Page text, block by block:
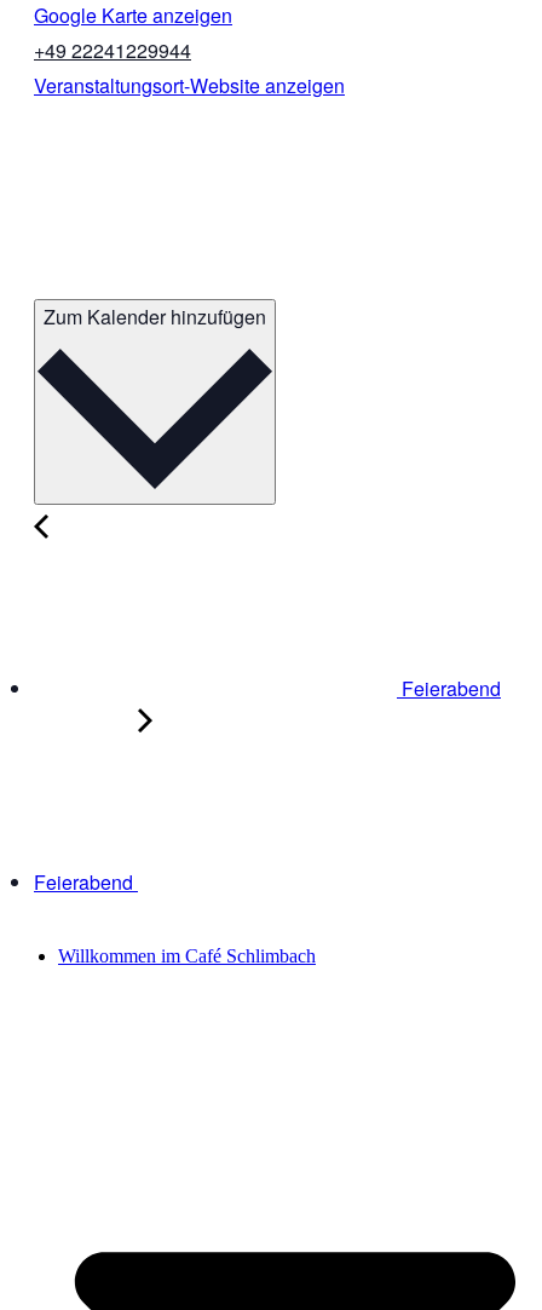
Google Karte anzeigen
+49 22241229944
Veranstaltungsort-Website anzeigen
Feierabend
Feierabend
Willkommen im Café Schlimbach